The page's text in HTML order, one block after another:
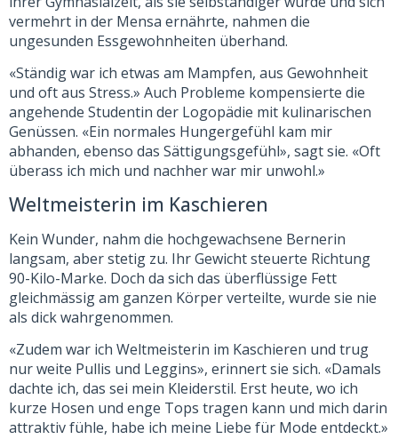
vermehrt in der Mensa ernährte, nahmen die
ungesunden Essgewohnheiten überhand.
«Ständig war ich etwas am Mampfen, aus Gewohnheit
und oft aus Stress.» Auch Probleme kompensierte die
angehende Studentin der Logopädie mit kulinarischen
Genüssen. «Ein normales Hungergefühl kam mir
abhanden, ebenso das Sättigungsgefühl», sagt sie. «Oft
überass ich mich und nachher war mir unwohl.»
Weltmeisterin im Kaschieren
Kein Wunder, nahm die hochgewachsene Bernerin
langsam, aber stetig zu. Ihr Gewicht steuerte Richtung
90-Kilo-Marke. Doch da sich das überflüssige Fett
gleichmässig am ganzen Körper verteilte, wurde sie nie
als dick wahrgenommen.
«Zudem war ich Weltmeisterin im Kaschieren und trug
nur weite Pullis und Leggins», erinnert sie sich. «Damals
dachte ich, das sei mein Kleiderstil. Erst heute, wo ich
kurze Hosen und enge Tops tragen kann und mich darin
attraktiv fühle, habe ich meine Liebe für Mode entdeckt.»